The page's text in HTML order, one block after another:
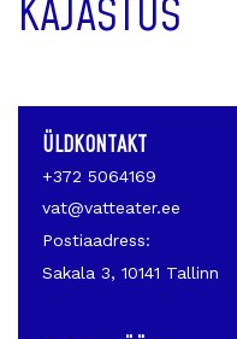
KAJASTUS
ÜLDKONTAKT
+372 5064169
vat@vatteater.ee
Postiaadress:
Sakala 3, 10141 Tallinn